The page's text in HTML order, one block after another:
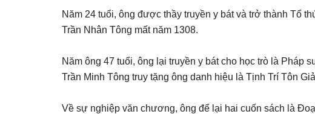
Năm 24 tuổi, ông được thầy truyền y bát và trở thành Tổ
Trần Nhân Tông mất năm 1308.
Năm ông 47 tuổi, ông lại truyền y bát cho học trò là Pháp
Trần Minh Tông truy tặng ông danh hiệu là Tịnh Trí Tôn
Về sự nghiệp văn chương, ông để lại hai cuốn sách là